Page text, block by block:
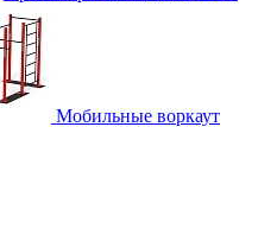
Мобильные воркаут